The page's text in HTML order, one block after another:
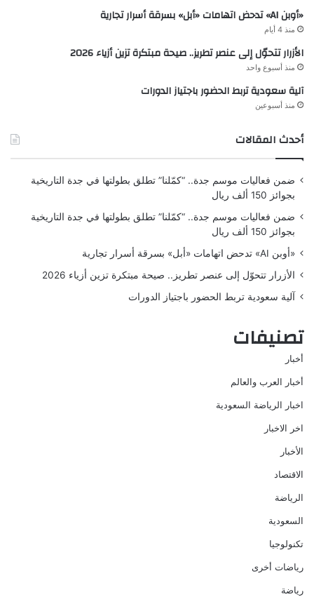
«أوبن AI» تدحض اتهامات «أبل» بسرقة أسرار تجارية
منذ 4 أيام
الأزرار تتحوّل إلى عنصر تطريز.. صيحة مبتكرة تزين أزياء 2026
منذ أسبوع واحد
آلية سعودية تربط الحضور باجتياز الدورات
منذ أسبوعين
أحدث المقالات
ضمن فعاليات موسم جدة.. “كمّلنا” تطلق بطولتها في جدة التاريخية
بجوائز 150 ألف ريال
ضمن فعاليات موسم جدة.. “كمّلنا” تطلق بطولتها في جدة التاريخية
بجوائز 150 ألف ريال
«أوبن AI» تدحض اتهامات «أبل» بسرقة أسرار تجارية
الأزرار تتحوّل إلى عنصر تطريز.. صيحة مبتكرة تزين أزياء 2026
آلية سعودية تربط الحضور باجتياز الدورات
تصنيفات
أخبار
أخبار العرب والعالم
اخبار الرياضة السعودية
اخر الاخبار
الأخبار
الاقتصاد
الرياضة
السعودية
تكنولوجيا
رياضات أخرى
رياضة